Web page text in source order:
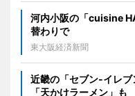
河内小阪の「cuisine
替わりで
東大阪経済新聞
近畿の「セブン-イレ
「天かけラーメン」も